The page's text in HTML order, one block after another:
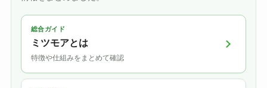
総合ガイド
ミツモアとは
特徴や仕組みをまとめて確認